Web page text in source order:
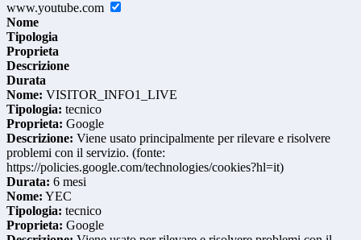
www.youtube.com
Nome
Tipologia
Proprieta
Descrizione
Durata
Nome: VISITOR_INFO1_LIVE
Tipologia: tecnico
Proprieta: Google
Descrizione: Viene usato principalmente per rilevare e risolvere
problemi con il servizio. (fonte:
https://policies.google.com/technologies/cookies?hl=it)
Durata: 6 mesi
Nome: YEC
Tipologia: tecnico
Proprieta: Google